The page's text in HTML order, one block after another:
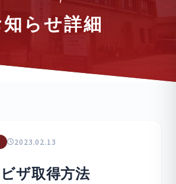
らせ詳細
2023.02.13
ザ取得方法